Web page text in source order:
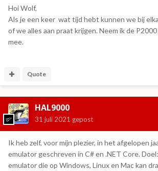
Hoi Wolf,
Als je een keer wat tijd hebt kunnen we bij
of we alles aan praat krijgen. Neem ik de
mee.
Quote
HAL9000
31 juli 2021 gepost
Ik heb zelf, voor mijn plezier, in het afgelopen
emulator geschreven in C# en .NET Core.
emulator die op Windows, Linux en Mac kan